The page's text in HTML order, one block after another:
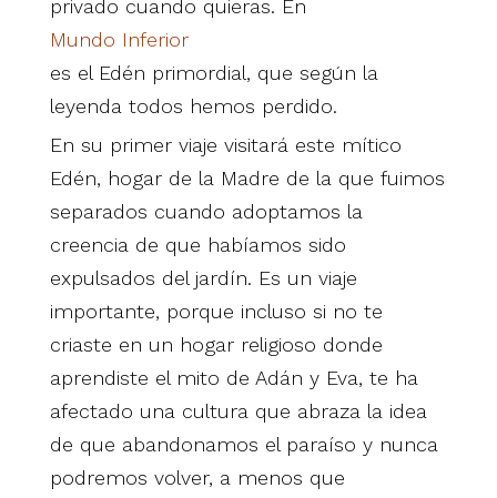
privado cuando quieras. En
Mundo Inferior
es el Edén primordial, que según la
leyenda todos hemos perdido.
En su primer viaje visitará este mítico
Edén, hogar de la Madre de la que fuimos
separados cuando adoptamos la
creencia de que habíamos sido
expulsados del jardín. Es un viaje
importante, porque incluso si no te
criaste en un hogar religioso donde
aprendiste el mito de Adán y Eva, te ha
afectado una cultura que abraza la idea
de que abandonamos el paraíso y nunca
podremos volver, a menos que